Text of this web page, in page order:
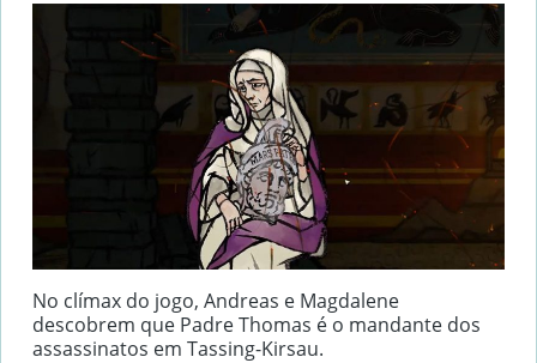
No clímax do jogo, Andreas e Magdalene
descobrem que Padre Thomas é o mandante dos
assassinatos em Tassing-Kirsau.